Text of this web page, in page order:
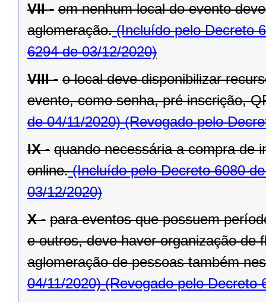
VII - em nenhum local do evento
aglomeração.(Incluído pelo Decreto
6294 de 03/12/2020)
VIII - o local deve disponibilizar
evento, como senha, pré inscrição,
de 04/11/2020)(Revogado pelo
IX - quando necessária a compra de
online.(Incluído pelo Decreto 6080
03/12/2020)
X - para eventos que possuem
e outros, deve haver organização de
aglomeração de pessoas também
04/11/2020)(Revogado pelo Decreto